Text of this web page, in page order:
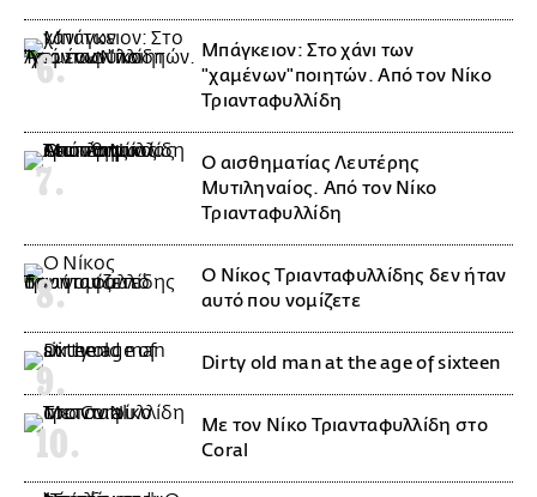
Μπάγκειον: Στο χάνι των
"χαμένων"ποιητών. Από τον Νίκο
Τριανταφυλλίδη
Ο αισθηματίας Λευτέρης
Μυτιληναίος. Aπό τον Νίκο
Τριανταφυλλίδη
Ο Νίκος Τριανταφυλλίδης δεν ήταν
αυτό που νομίζετε
Dirty old man at the age of sixteen
Με τον Νίκο Τριανταφυλλίδη στο
Coral